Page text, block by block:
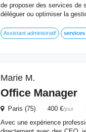
de proposer des services de
déléguer ou optimiser la
Assistant administratif services
Marie M.
Office Manager
Paris (75) 400 €/jour
Avec une expérience